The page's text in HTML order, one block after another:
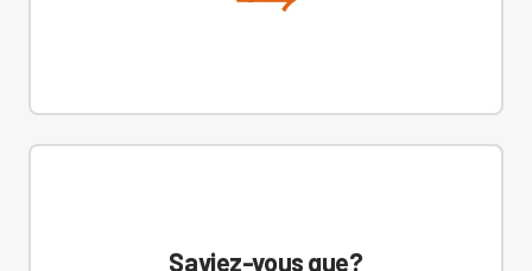
Saviez-vous que?